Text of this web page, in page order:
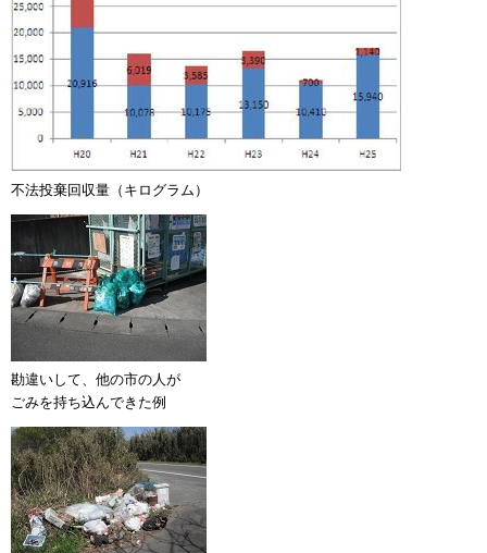
不法投棄回収量（キログラム）
勘違いして、他の市の人が
ごみを持ち込んできた例